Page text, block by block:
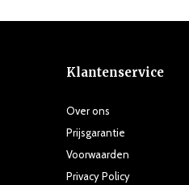
Klantenservice
Over ons
Prijsgarantie
Voorwaarden
Privacy Policy